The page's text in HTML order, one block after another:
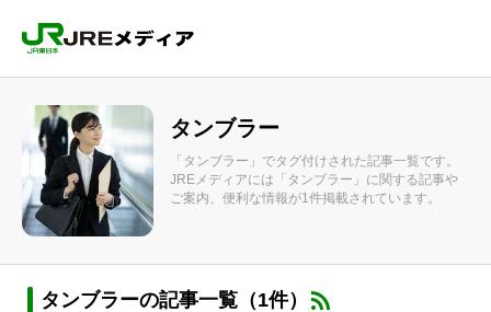
タンブラー
「タンブラー」でタグ付けされた記事一覧です。
JREメディアには「タンブラー」に関する記事や
ご案内、便利な情報が1件掲載されています。
タンブラーの記事一覧（1件）